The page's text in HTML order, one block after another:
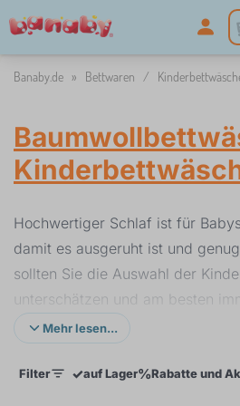
Banaby.de » Bettwaren /
Hochwertiger Schlaf ist für
damit es ausgeruht ist und
sollten Sie die Auswahl der
unterschätzen und am besten
aus Baumwolle wählen, denn
Wolken schlafen. Zum
Mehr lesen...
Filter ✓auf Lager%Rabatte und